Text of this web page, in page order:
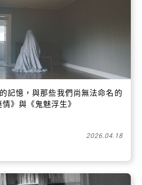
記憶，與那些我們尚無法命名的
》與《鬼魅浮生》
2026.04.18